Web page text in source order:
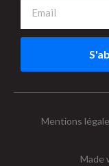
Made
Mentions